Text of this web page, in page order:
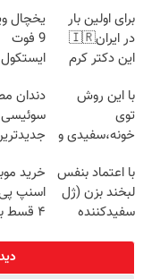
برای اولین بار
در ایران🇮🇷
این دکتر کرم
روزه ساخت!
یخچال
9 فوت
ایستکول
با این روش
توی
خونه،سفیدی و
برگردون
(40%off)
دندان
سبک و
پرداخت
با اعتماد بنفس
لبخند بزن (ژل
سفیدکننده
خرید
اسنپ
۴ قسط